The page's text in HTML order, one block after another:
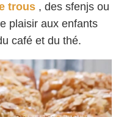
trous , des sfenjs ou
plaisir aux enfants
café et du thé.